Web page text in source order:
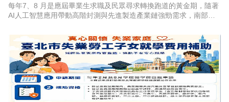
每年7、8 月是應屆畢業生求職及民眾尋求轉換跑道的黃金期，隨著
AI人工智慧應用帶動高階封測與先進製造產業鏈強勁需求，南部科
發展署雲嘉南分署永康